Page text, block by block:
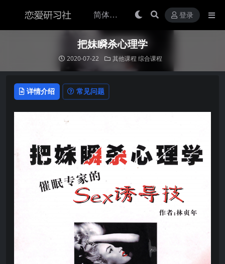
登录
把妹瞬杀心理学
2020-07-22 其他课程 综合课程
详情介绍 常见问题